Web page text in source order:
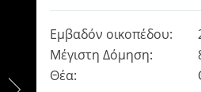
Εμβαδόν οικοπέδου:
Μέγιστη Δόμηση:
Θέα: